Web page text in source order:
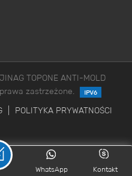
TOPONE ANTI-MOLD
prawa zastrzeżone.
POLITYKA PRYWATNOŚCI
Kontakt
WhatsApp